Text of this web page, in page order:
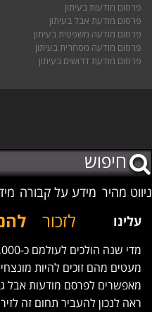
פרסום מודעות בעיתון
פרסום מודעת אבל בעיתון
פרסום מודעה משפטית בעיתון
פרסום מודעה מסחרית בעיתון
פרסום מודעת דרושים בעיתון
ניווט מהיר מידע על קבורה
לזכור עלינו
מעטים מהם זוכים להיות
מאפשרים לפרסם מודעות אבל
ראה לנכון להעביר תחום זה